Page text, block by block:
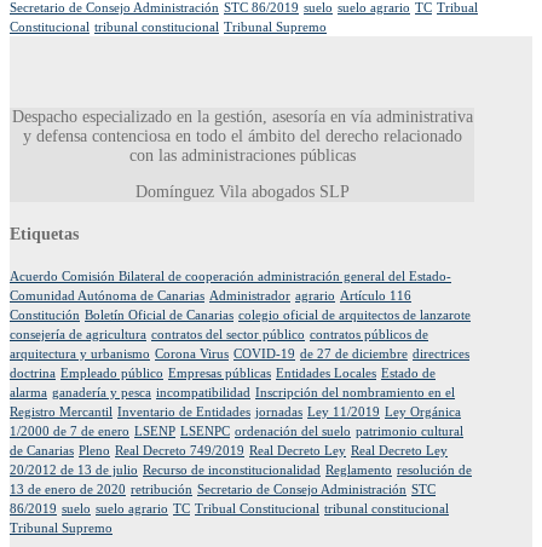
Secretario de Consejo Administración STC 86/2019 suelo suelo agrario TC Tribual
Constitucional tribunal constitucional Tribunal Supremo
Despacho especializado en la gestión, asesoría en vía administrativa
y defensa contenciosa en todo el ámbito del derecho relacionado
con las administraciones públicas
Domínguez Vila abogados SLP
Etiquetas
Acuerdo Comisión Bilateral de cooperación administración general del Estado-
Comunidad Autónoma de Canarias Administrador agrario Artículo 116
Constitución Boletín Oficial de Canarias colegio oficial de arquitectos de lanzarote
consejería de agricultura contratos del sector público contratos públicos de
arquitectura y urbanismo Corona Virus COVID-19 de 27 de diciembre directrices
doctrina Empleado público Empresas públicas Entidades Locales Estado de
alarma ganadería y pesca incompatibilidad Inscripción del nombramiento en el
Registro Mercantil Inventario de Entidades jornadas Ley 11/2019 Ley Orgánica
1/2000 de 7 de enero LSENP LSENPC ordenación del suelo patrimonio cultural
de Canarias Pleno Real Decreto 749/2019 Real Decreto Ley Real Decreto Ley
20/2012 de 13 de julio Recurso de inconstitucionalidad Reglamento resolución de
13 de enero de 2020 retribución Secretario de Consejo Administración STC
86/2019 suelo suelo agrario TC Tribual Constitucional tribunal constitucional
Tribunal Supremo